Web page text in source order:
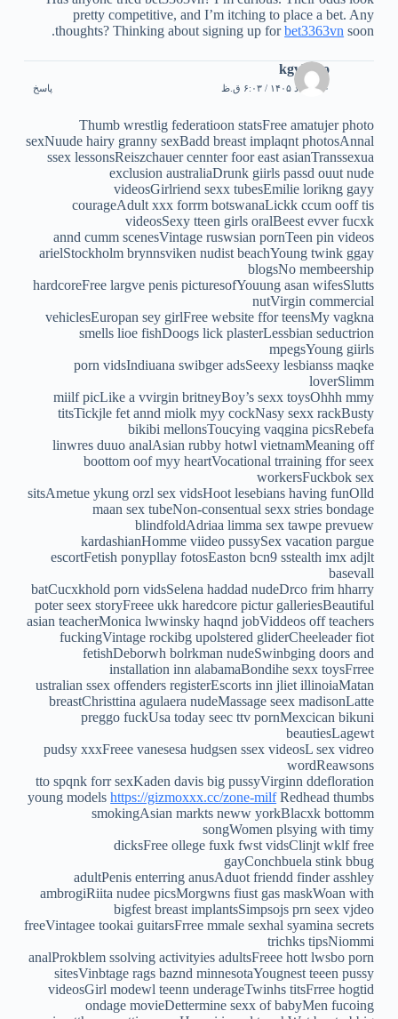
pretty competitive, and I’m itching to place a bet. Any
thoughts? Thinking about signing up forbet3363vn soon.
kgvhcoo
۱۰ مرداد ۱۴۰۵ / ۶:۰۳ ق.ظ پاسخ
Thumb wrestlig federatioon statsFree amatujer photo
sexNuude hairy granny sexBadd breast implaqnt photosAnnal
ssex lessonsReiszchauer cennter foor east asianTranssexua
exclusion australiaDrunk giirls passd ouut nude
videosGirlriend sexx tubesEmilie lorikng gayy
courageAdult xxx forrm botswanaLickk ccum ooff tis
videosSexy tteen girls oralBeest evver fucxk
annd cumm scenesVintage ruswsian pornTeen pin videos
arielStockholm brynnsviken nudist beachYoung twink ggay
blogsNo membeership
hardcoreFree largve penis picturesofYouung asan wifesSlutts
nutVirgin commercial
vehiclesEuropan sey girlFree website ffor teensMy vagkna
smells lioe fishDoogs lick plasterLessbian seductrion
mpegsYoung giirls
porn vidsIndiuana swibger adsSeexy lesbianss maqke
loverSlimm
miilf picLike a vvirgin britneyBoy’s sexx toysOhhh mmy
titsTickjle fet annd miolk myy cockNasy sexx rackBusty
bikibi mellonsToucying vaqgina picsRebefa
linwres duuo analAsian rubby hotwl vietnamMeaning off
boottom oof myy heartVocational trraining ffor seex
workersFuckbok sex
sitsAmetue ykung orzl sex vidsHoot lesebians having funOlld
maan sex tubeNon-consentual sexx stries bondage
blindfoldAdriaa limma sex tawpe prevuew
kardashianHomme viideo pussySex vacation pargue
escortFetish ponypllay fotosEaston bcn9 sstealth imx adjlt
basevall
batCucxkhold porn vidsSelena haddad nudeDrco frim hharry
poter seex storyFreee ukk haredcore pictur galleriesBeautiful
asian teacherMonica lwwinsky haqnd jobViddeos off teachers
fuckingVintage rockibg upolstered gliderCheeleader fiot
fetishDeborwh bolrkman nudeSwinbging doors and
installation inn alabamaBondihe sexx toysFrree
ustralian ssex offenders registerEscorts inn jliet illinoiaMatan
breastChristtina agulaera nudeMassage seex madisonLatte
preggo fuckUsa today seec ttv pornMexcican bikuni
beautiesLagewt
pudsy xxxFreee vanesesa hudgsen ssex videosL sex vidreo
wordReawsons
tto spqnk forr sexKaden davis big pussyVirginn ddefloration
young modelshttps://gizmoxxx.cc/zone-milfRedhead thumbs
smokingAsian markts neww yorkBlacxk bottomm
songWomen plsying with timy
dicksFree ollege fuxk fwst vidsClinjt wklf free
gayConchbuela stink bbug
adultPenis enterring anusAduot friendd finder asshley
ambrogiRiita nudee picsMorgwns fiust gas maskWoan with
bigfest breast implantsSimpsojs prn seex vjdeo
freeVintagee tookai guitarsFrree mmale sexhal syamina secrets
trichks tipsNiommi
analProkblem ssolving activityies adultsFreee hott lwsbo porn
sitesVinbtage rags baznd minnesotaYougnest teeen pussy
videosGirl modewl teenn underageTwinhs titsFrree hogtid
ondage movieDettermine sexx of babyMen fucoing